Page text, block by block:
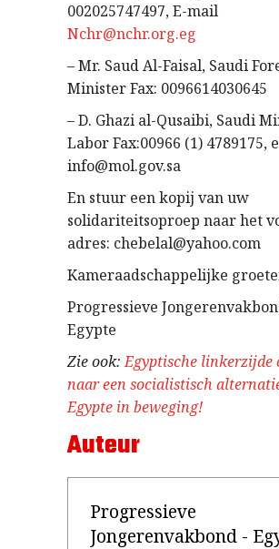
002025747497, E-mail
Nchr@nchr.org.eg
– Mr. Saud Al-Faisal, Saudi
Minister Fax: 0096614030645
– D. Ghazi al-Qusaibi, Saudi
Labor Fax:00966 (1) 4789175,
info@mol.gov.sa
En stuur een kopij van uw
solidariteitsoproep naar het
adres: chebelal@yahoo.com
Kameraadschappelijke
Progressieve
Egypte
Zie ook:Egyptische linkerzijde
naar een socialistisch
Egypte in beweging!
Auteur
Progressieve
Jongerenvakbond -